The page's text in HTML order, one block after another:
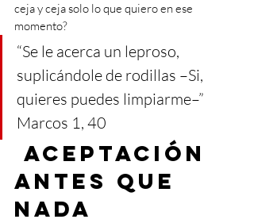
ceja y ceja solo lo que quiero en ese
momento?
“Se le acerca un leproso,
suplicándole de rodillas –Si,
quieres puedes limpiarme–”
Marcos 1, 40
antes que
nada